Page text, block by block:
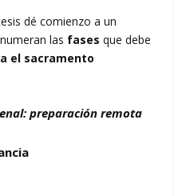
dé comienzo a un
las fases que debe
el sacramento
preparación remota